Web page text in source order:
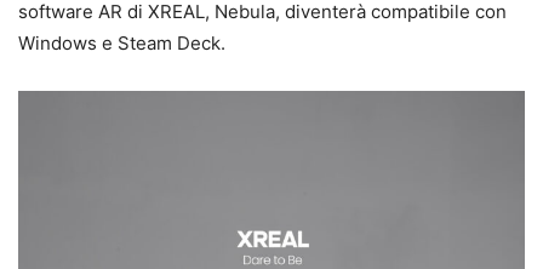
software AR di XREAL, Nebula, diventerà compatibile con
Windows e Steam Deck.